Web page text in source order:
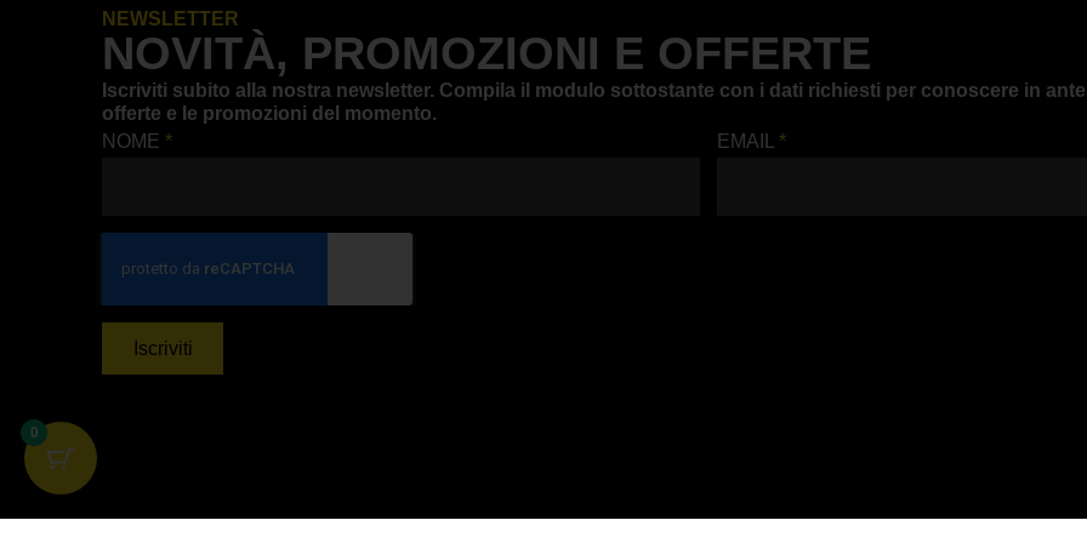
NEWSLETTER
NOVITÀ, PROMOZIONI E OFFERTE
Iscriviti subito alla nostra newsletter. Compila il modulo sottostante con i dati richiesti per conoscere in
offerte e le promozioni del momento.
NOME* EMAIL*
Iscriviti
0